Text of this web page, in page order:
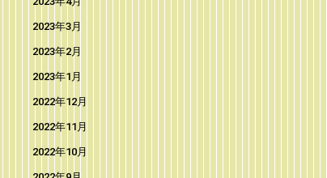
2023年3月
2023年2月
2023年1月
2022年12月
2022年11月
2022年10月